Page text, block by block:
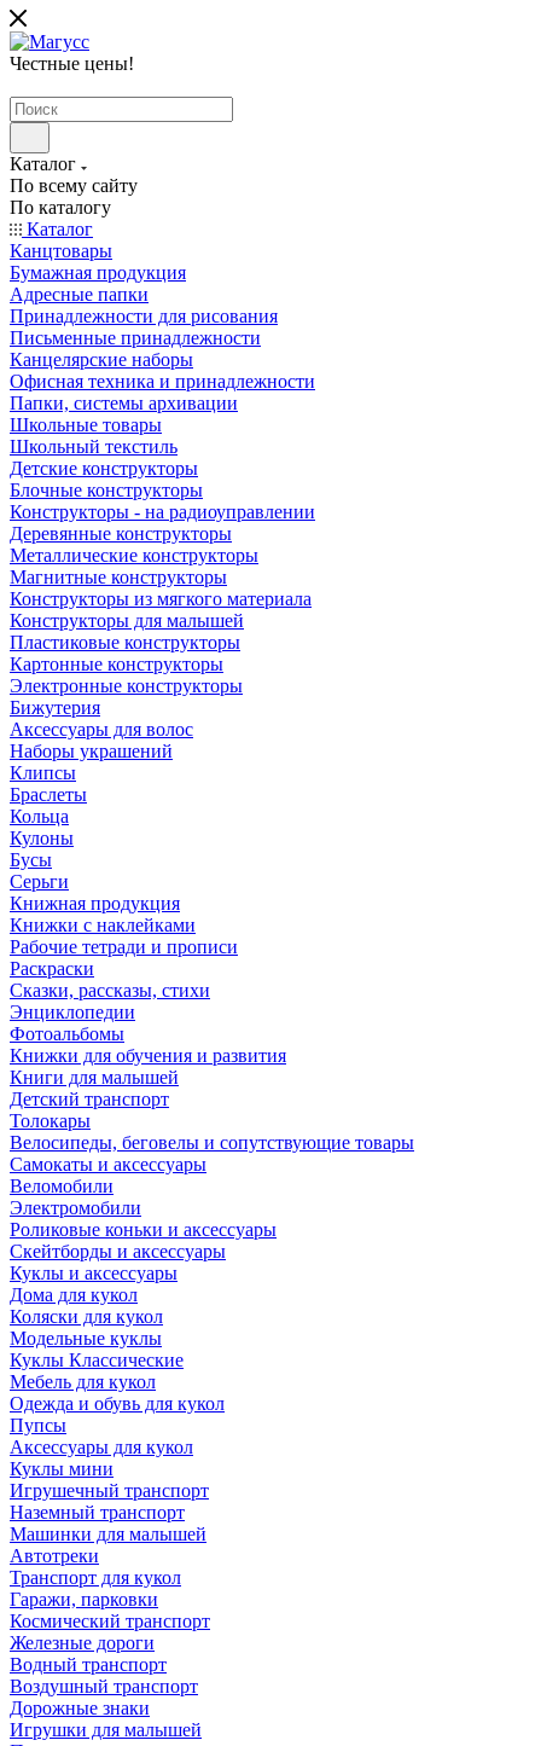
Честные цены!
Каталог
По всему сайту
По каталогу
Каталог
Канцтовары
Бумажная продукция
Адресные папки
Принадлежности для рисования
Письменные принадлежности
Канцелярские наборы
Офисная техника и принадлежности
Папки, системы архивации
Школьные товары
Школьный текстиль
Детские конструкторы
Блочные конструкторы
Конструкторы - на радиоуправлении
Деревянные конструкторы
Металлические конструкторы
Магнитные конструкторы
Конструкторы из мягкого материала
Конструкторы для малышей
Пластиковые конструкторы
Картонные конструкторы
Электронные конструкторы
Бижутерия
Аксессуары для волос
Наборы украшений
Клипсы
Браслеты
Кольца
Кулоны
Бусы
Серьги
Книжная продукция
Книжки с наклейками
Рабочие тетради и прописи
Раскраски
Сказки, рассказы, стихи
Энциклопедии
Фотоальбомы
Книжки для обучения и развития
Книги для малышей
Детский транспорт
Толокары
Велосипеды, беговелы и сопутствующие товары
Самокаты и аксессуары
Веломобили
Электромобили
Роликовые коньки и аксессуары
Скейтборды и аксессуары
Куклы и аксессуары
Дома для кукол
Коляски для кукол
Модельные куклы
Куклы Классические
Мебель для кукол
Одежда и обувь для кукол
Пупсы
Аксессуары для кукол
Куклы мини
Игрушечный транспорт
Наземный транспорт
Машинки для малышей
Автотреки
Транспорт для кукол
Гаражи, парковки
Космический транспорт
Железные дороги
Водный транспорт
Воздушный транспорт
Дорожные знаки
Игрушки для малышей